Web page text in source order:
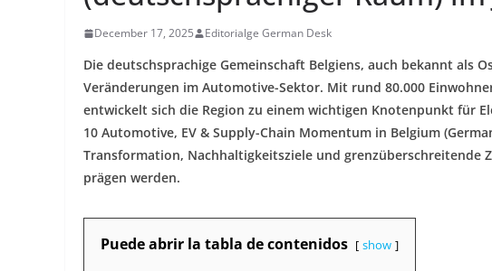
December 17, 2025 Editorialge German Desk
Die deutschsprachige Gemeinschaft Belgiens, auch bekannt als
Veränderungen im Automotive-Sektor. Mit rund 80.000
entwickelt sich die Region zu einem wichtigen Knotenpunkt für
10 Automotive, EV & Supply-Chain Momentum in Belgium
Transformation, Nachhaltigkeitsziele und grenzüberschreitende
prägen werden.​
Puede abrir la tabla de contenidos show